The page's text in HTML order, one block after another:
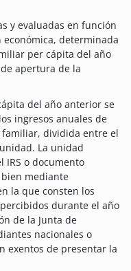
y evaluadas en función
determinada
per cápita del año
apertura de la
del año anterior se
ingresos anuales de
dividida entre el
La unidad
IRS o documento
mediante
la que consten los
durante el año
de la Junta de
nacionales o
exentos de presentar la